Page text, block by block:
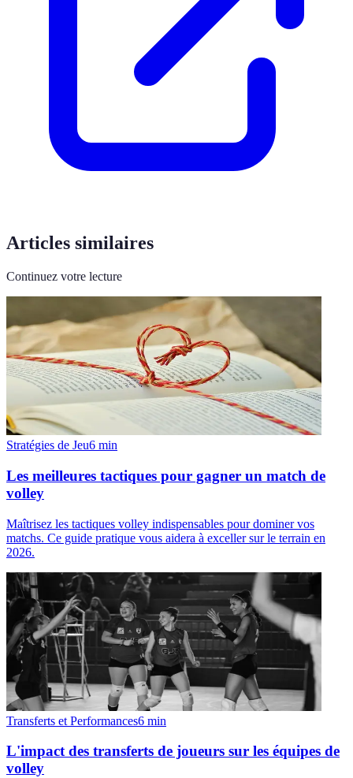
Articles similaires
Continuez votre lecture
Stratégies de Jeu6 min
Les meilleures tactiques pour gagner un match de
volley
Maîtrisez les tactiques volley indispensables pour dominer vos
matchs. Ce guide pratique vous aidera à exceller sur le terrain en
2026.
Transferts et Performances6 min
L'impact des transferts de joueurs sur les équipes de
volley